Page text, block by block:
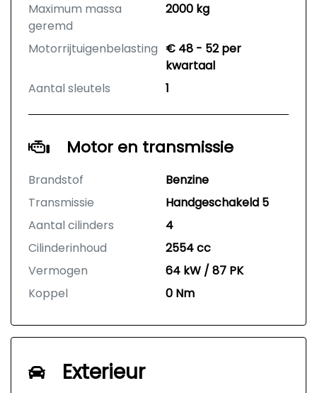
Maximum massa
geremd
2000 kg
Motorrijtuigenbelasting € 48 - 52 per
kwartaal
Aantal sleutels
1
Motor en transmissie
Brandstof
Benzine
Transmissie
Handgeschakeld 5
Aantal cilinders
4
Cilinderinhoud
2554 cc
Vermogen
64 kW / 87 PK
Koppel
0 Nm
Exterieur